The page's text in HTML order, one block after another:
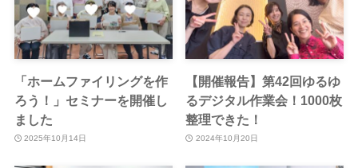
「ホームファイリングを作
ろう！」セミナーを開催し
ました
2025年10月14日
【開催報告】第42回ゆるゆ
るデジタル作業会！1000枚
整理できた！
2024年10月20日